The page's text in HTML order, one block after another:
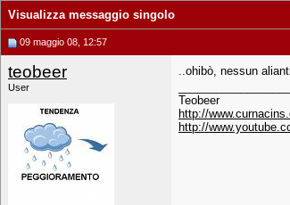
Visualizza messaggio singolo
09 maggio 08, 12:57
teobeer
User
..ohibò, nessun
Teobeer
http://
http://